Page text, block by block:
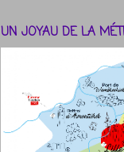
UN JOYAU DE LA